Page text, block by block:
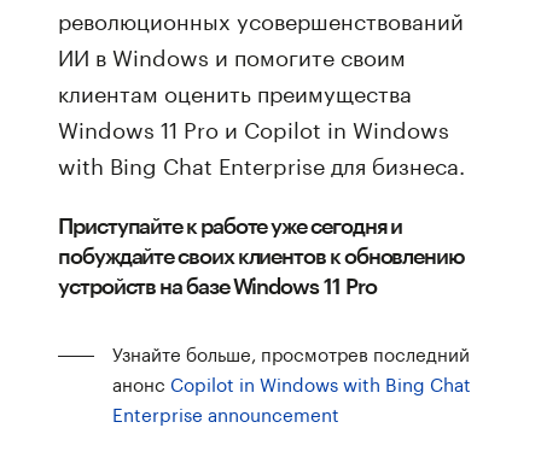
революционных усовершенствований
ИИ в Windows и помогите своим
клиентам оценить преимущества
Windows 11 Pro и Copilot in Windows
with Bing Chat Enterprise для бизнеса.
Приступайте к работе уже сегодня и
побуждайте своих клиентов к обновлению
устройств на базе Windows 11 Pro
Узнайте больше, просмотрев последний
анонс Copilot in Windows with Bing Chat
Enterprise announcement